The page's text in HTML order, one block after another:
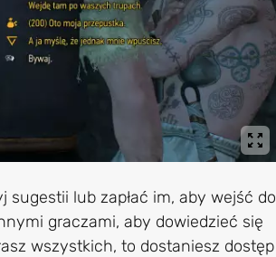
sugestii lub zapłać im, aby wejść do
graczami, aby dowiedzieć się
wszystkich, to dostaniesz dostęp